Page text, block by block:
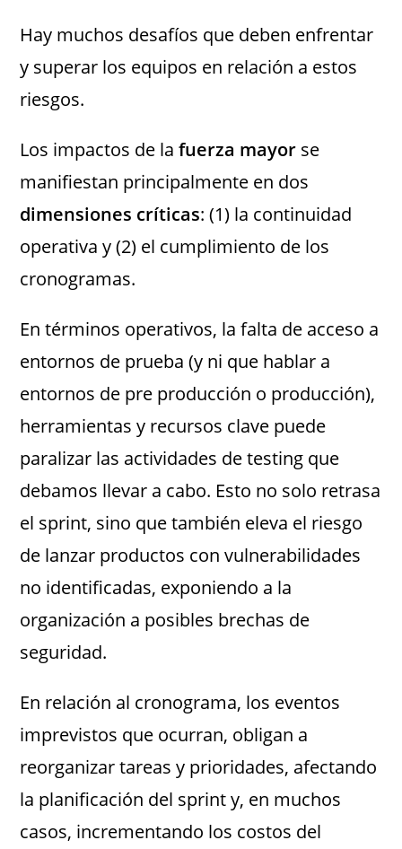
Hay muchos desafíos que deben enfrentar
y superar los equipos en relación a estos
riesgos.
Los impactos de lafuerza mayor se
manifiestan principalmente en dos
dimensiones críticas: (1) la continuidad
operativa y (2) el cumplimiento de los
cronogramas.
En términos operativos, la falta de acceso a
entornos de prueba (y ni que hablar a
entornos de pre producción o producción),
herramientas y recursos clave puede
paralizar las actividades de testing que
debamos llevar a cabo. Esto no solo retrasa
el sprint, sino que también eleva el riesgo
de lanzar productos con vulnerabilidades
no identificadas, exponiendo a la
organización a posibles brechas de
seguridad.
En relación al cronograma, los eventos
imprevistos que ocurran, obligan a
reorganizar tareas y prioridades, afectando
la planificación del sprint y, en muchos
casos, incrementando los costos del